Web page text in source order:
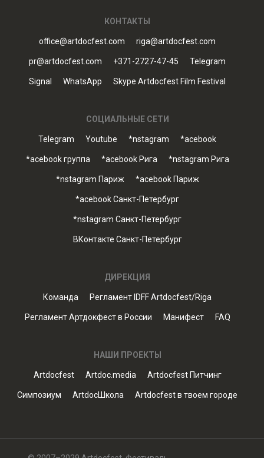
КОНТАКТЫ
office@artdocfest.com riga@artdocfest.com
pr@artdocfest.com +371-2727-47-45 Telegram
Signal WhatsApp Skype Artdocfest Film Festival
СОЦИАЛЬНЫЕ СЕТИ
Telegram Youtube *nstagram *acebook
*acebook группа *acebook Рига *nstagram Рига
*nstagram Париж *acebook Париж
*acebook Санкт-Петербург
*nstagram Санкт-Петербург
ВКонтакте Санкт-Петербург
ДИРЕКЦИЯ
Команда Регламент IDFF Artdocfest/Riga
Регламент Артдокфест в России Манифест FAQ
НАШИ ПРОЕКТЫ
Artdocfest Artdoc.media Artdocfest Питчинг
Симпозиум ArtdocШкола Artdocfest в твоем городе